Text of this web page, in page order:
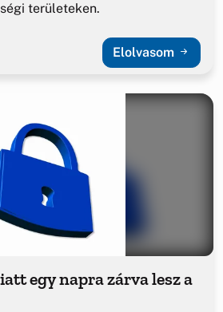
területeken.
Elolvasom
egy napra zárva lesz a